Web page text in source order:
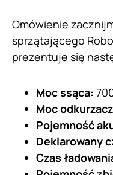
Omówienie
sprzątającego
prezentuje się
Moc ssąca:
Moc
Pojemność
Deklarowany
Czas